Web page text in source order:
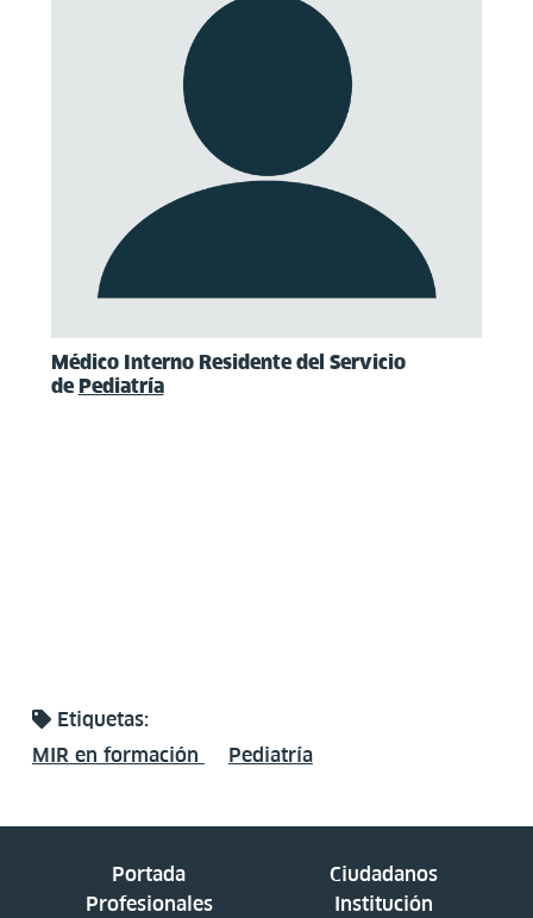
Médico Interno Residente del Servicio
de Pediatría
Etiquetas:
MIR en formación
Pediatría
Portada
Ciudadanos
Profesionales
Institución